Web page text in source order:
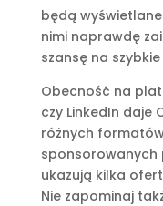
będą
nimi naprawdę
szansę na
Obecność na
czy LinkedIn daje
różnych
sponsorowanych
ukazują kilka
Nie zapominaj